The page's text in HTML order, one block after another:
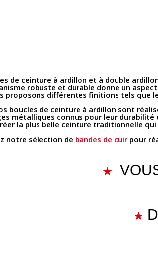
de ceinture à ardillon et à double
robuste et durable donne un
proposons différentes finitions tels que
boucles de ceinture à ardillon sont
métalliques connus pour leur durabilité
la plus belle ceinture traditionnelle
notre sélection de bandes de cuir pour